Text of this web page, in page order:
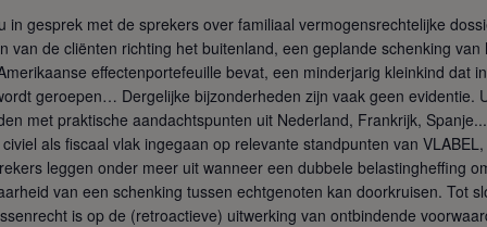
in gesprek met de sprekers over familiaal vermogensrechtelijke
van de cliënten richting het buitenland, een geplande schenking
effectenportefeuille bevat, een minderjarig kleinkind dat
geroepen… Dergelijke bijzonderheden zijn vaak geen evidentie.
met praktische aandachtspunten uit Nederland, Frankrijk, Spanje...
als fiscaal vlak ingegaan op relevante standpunten van
leggen onder meer uit wanneer een dubbele belastingheffing
van een schenking tussen echtgenoten kan doorkruisen. Tot
is op de (retroactieve) uitwerking van ontbindende